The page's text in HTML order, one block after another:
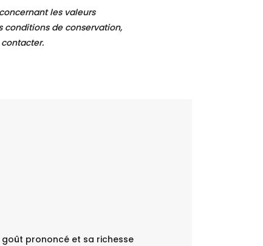
les valeurs
conditions de conservation,
prononcé et sa richesse